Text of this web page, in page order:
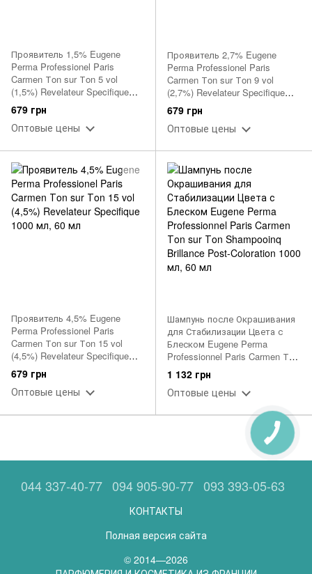
Проявитель 1,5% Eugene
Perma Professionel Paris
Carmen Тon sur Тon 5 vol
(1,5%) Revelateur Specifique
1000 мл, 60 мл
679 грн
Оптовые цены
Проявитель 2,7% Eugene
Perma Professionel Paris
Carmen Тon sur Тon 9 vol
(2,7%) Revelateur Specifique
1000 мл, 60 мл
679 грн
Оптовые цены
Проявитель 4,5% Eugene
Perma Professionel Paris
Carmen Тon sur Тon 15 vol
(4,5%) Revelateur Specifique
1000 мл, 60 мл
679 грн
Оптовые цены
Шампунь после Окрашивания
для Стабилизации Цвета с
Блеском Eugene Perma
Professionnel Paris Carmen Тon
sur Тon Shampooinq Brillance
Post-Coloration 1000 мл, 60 мл
1 132 грн
Оптовые цены
044 337-40-77 094 905-90-77 093 393-05-63
КОНТАКТЫ
Полная версия сайта
© 2014—2026